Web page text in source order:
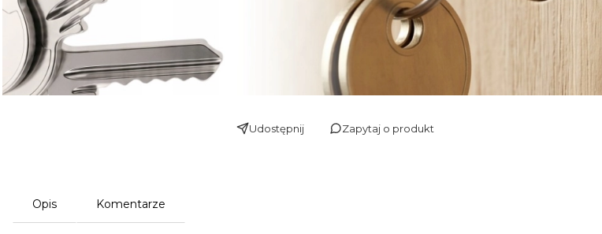
Udostępnij Zapytaj o produkt
Opis Komentarze